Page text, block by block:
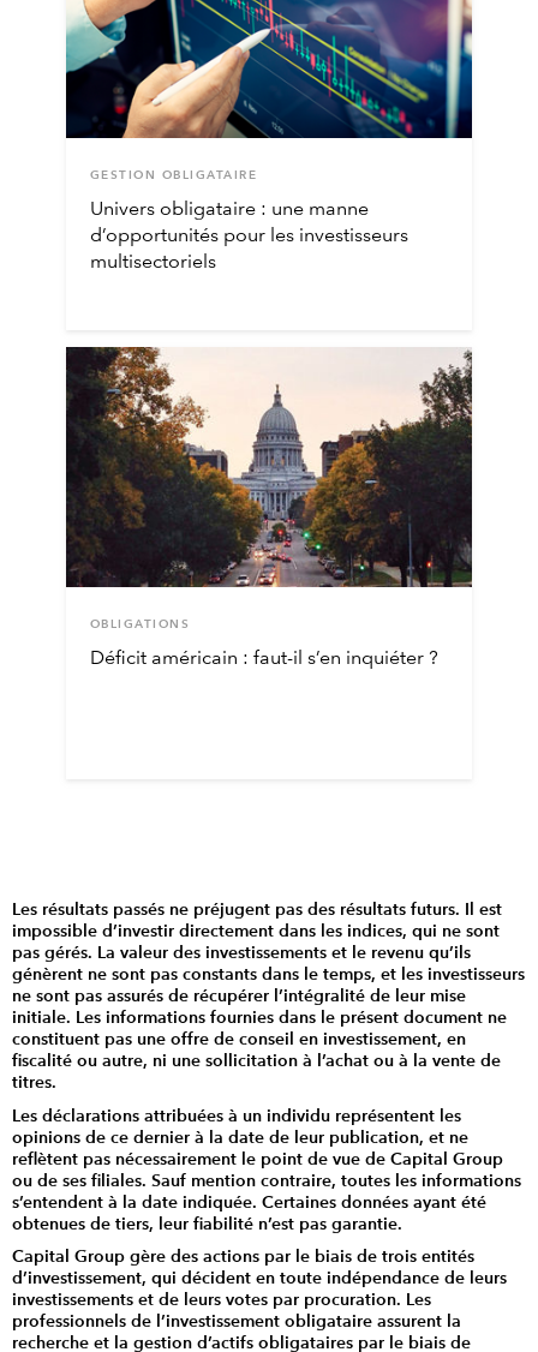
GESTION OBLIGATAIRE
Univers obligataire : une manne
d’opportunités pour les investisseurs
multisectoriels
OBLIGATIONS
Déficit américain : faut-il s’en inquiéter ?
Les résultats passés ne préjugent pas des résultats futurs. Il est
impossible d’investir directement dans les indices, qui ne sont
pas gérés. La valeur des investissements et le revenu qu’ils
génèrent ne sont pas constants dans le temps, et les investisseurs
ne sont pas assurés de récupérer l’intégralité de leur mise
initiale. Les informations fournies dans le présent document ne
constituent pas une offre de conseil en investissement, en
fiscalité ou autre, ni une sollicitation à l’achat ou à la vente de
titres.
Les déclarations attribuées à un individu représentent les
opinions de ce dernier à la date de leur publication, et ne
reflètent pas nécessairement le point de vue de Capital Group
ou de ses filiales. Sauf mention contraire, toutes les informations
s’entendent à la date indiquée. Certaines données ayant été
obtenues de tiers, leur fiabilité n’est pas garantie.
Capital Group gère des actions par le biais de trois entités
d’investissement, qui décident en toute indépendance de leurs
investissements et de leurs votes par procuration. Les
professionnels de l’investissement obligataire assurent la
recherche et la gestion d’actifs obligataires par le biais de